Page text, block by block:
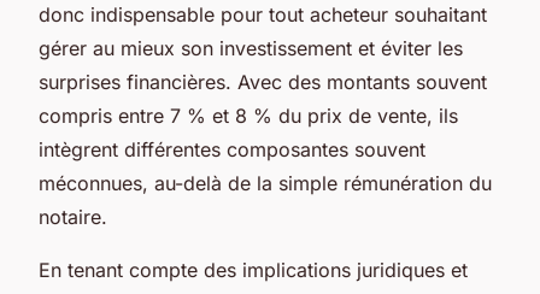
donc indispensable pour tout acheteur souhaitant
gérer au mieux son investissement et éviter les
surprises financières. Avec des montants souvent
compris entre 7 % et 8 % du prix de vente, ils
intègrent différentes composantes souvent
méconnues, au-delà de la simple rémunération du
notaire.
En tenant compte des implications juridiques et